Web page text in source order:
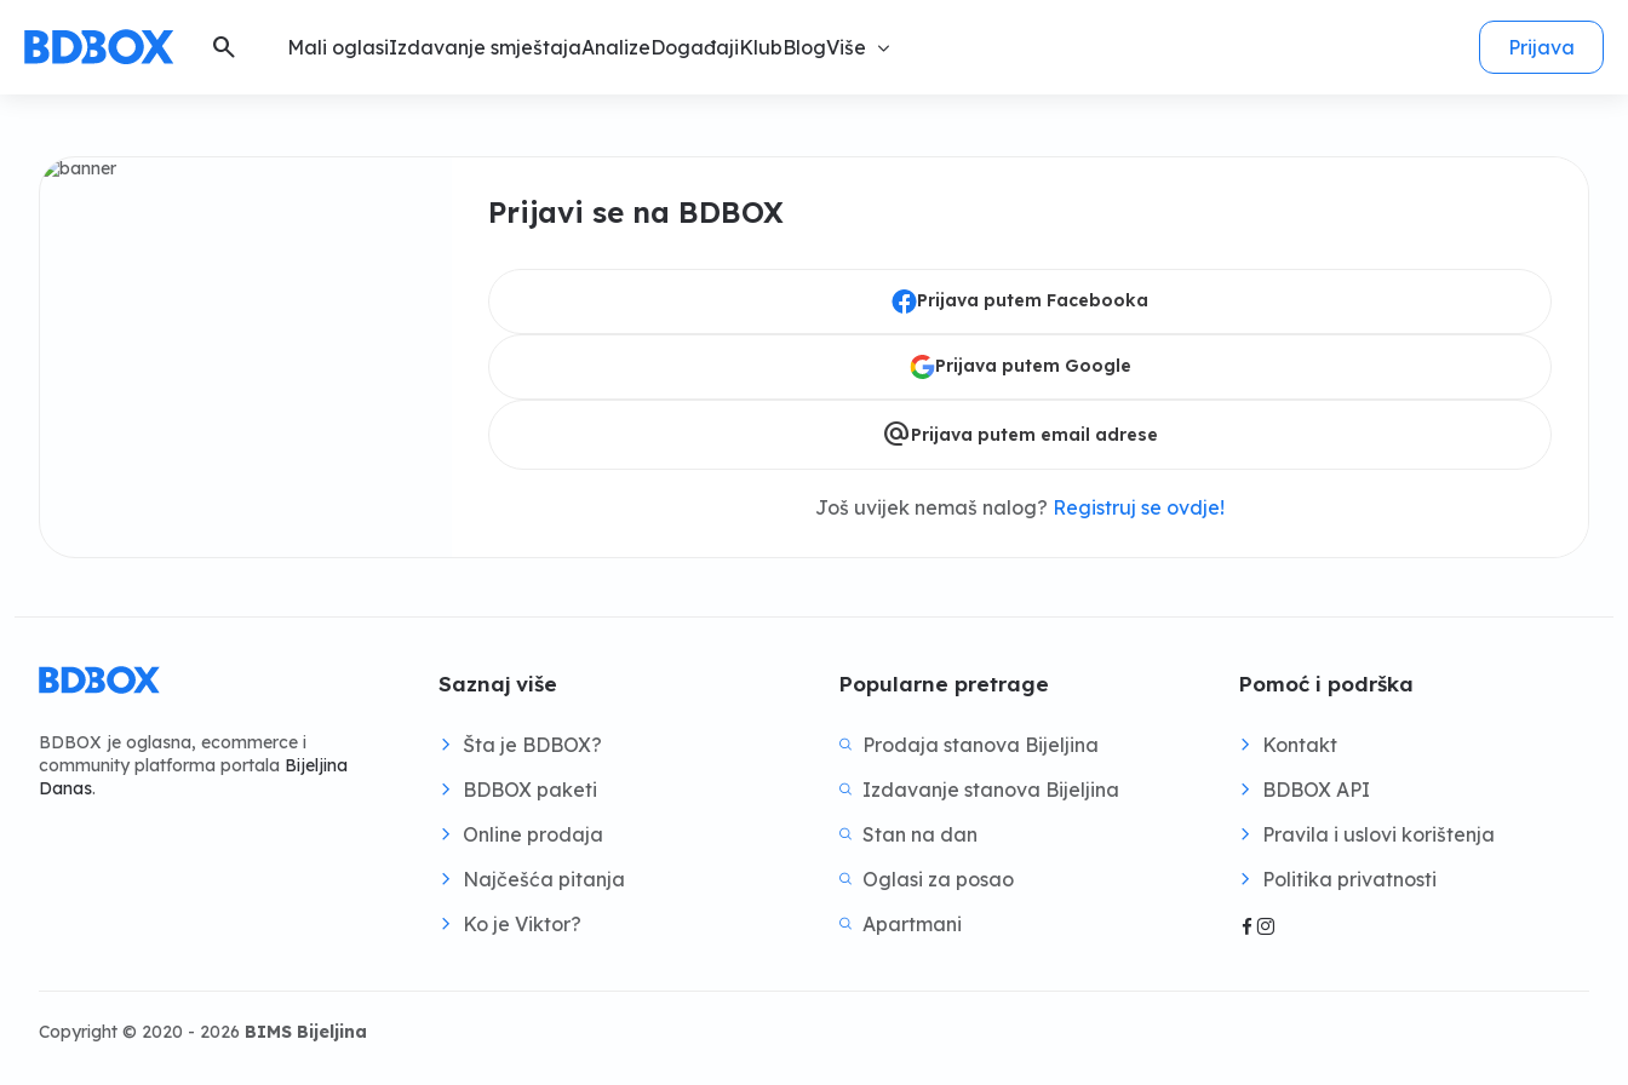
search Mali oglasiIzdavanje smještajaAnalizeDogađajiKlubBlogViše Prijava
Prijavi se na BDBOX
Prijava putem Facebooka
Prijava putem Google
alternate_emailPrijava putem email adrese
Još uvijek nemaš nalog? Registruj se ovdje!
BDBOX je oglasna, ecommerce i
community platforma portala Bijeljina
Danas.
Saznaj više
Šta je BDBOX?
BDBOX paketi
Online prodaja
Najčešća pitanja
Ko je Viktor?
Popularne pretrage
Prodaja stanova Bijeljina
Izdavanje stanova Bijeljina
Stan na dan
Oglasi za posao
Apartmani
Pomoć i podrška
Kontakt
BDBOX API
Pravila i uslovi korištenja
Politika privatnosti
Copyright © 2020 - 2026 BIMS Bijeljina